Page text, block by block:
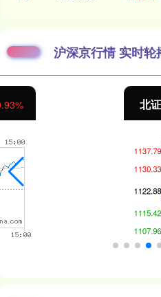
沪深京行情 实时轮
1134.24